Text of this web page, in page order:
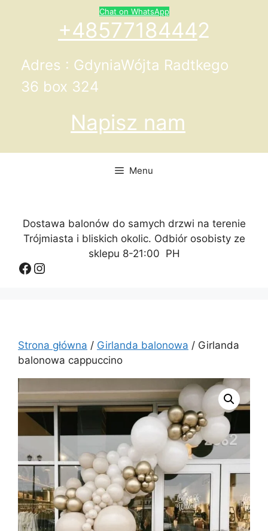
Chat on WhatsApp
+48577184442
Adres : GdyniaWójta Radtkego
36 box 324
Napisz nam
Menu
Dostawa balonów do samych drzwi na terenie
Trójmiasta i bliskich okolic. Odbiór osobisty ze
sklepu 8-21:00 PH
Facebook
Instagram
Strona główna / Girlanda balonowa / Girlanda
balonowa cappuccino